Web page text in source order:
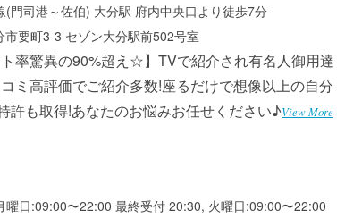
(門司港～佐伯) 大分駅 府内中央口より徒歩7分
市要町3-3 セゾン大分駅前502号室
率驚異の90%超え☆】TVで紹介され有名人御用達
ミ高評価でご紹介多数!座るだけで想像以上の自分
許も取得!あなたのお悩みお任せください♪View More
日:09:00〜22:00 最終受付 20:30, 火曜日:09:00〜22:00